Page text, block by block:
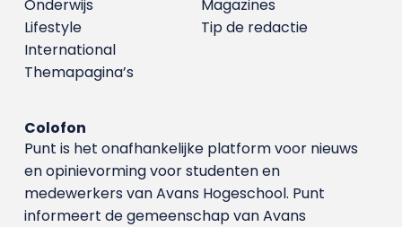
Magazines
Tip de redactie
Onderwijs
Lifestyle
International
Themapagina’s
Colofon
Punt is het onafhankelijke platform voor nieuws
en opinievorming voor studenten en
medewerkers van Avans Hoge­school. Punt
informeert de gemeenschap van Avans